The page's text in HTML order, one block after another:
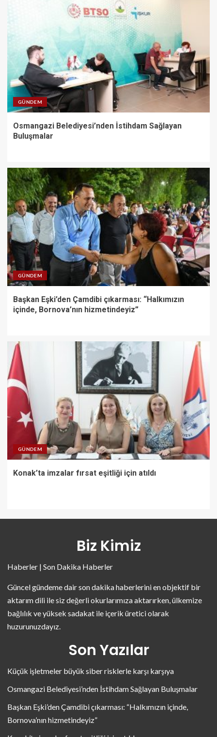
GÜNDEM
Osmangazi Belediyesi’nden İstihdam Sağlayan
Buluşmalar
GÜNDEM
Başkan Eşki’den Çamdibi çıkarması: “Halkımızın
içinde, Bornova’nın hizmetindeyiz”
GÜNDEM
Konak’ta imzalar fırsat eşitliği için atıldı
Biz Kimiz
Haberler | Son Dakika Haberler
Güncel gündeme dair son dakika haberlerini en objektif bir
aktarım dili ile siz değerli okurlarımıza aktarırken, ülkemize
bağlılık ve yüksek sadakat ile içerik üretici olarak
huzurunuzdayız.
Son Yazılar
Küçük işletmeler büyük siber risklerle karşı karşıya
Osmangazi Belediyesi’nden İstihdam Sağlayan Buluşmalar
Başkan Eşki’den Çamdibi çıkarması: “Halkımızın içinde,
Bornova’nın hizmetindeyiz”